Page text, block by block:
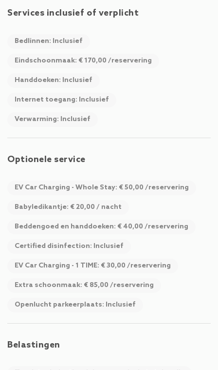
Services inclusief of verplicht
Bedlinnen: Inclusief
Eindschoonmaak: € 170,00 /reservering
Handdoeken: Inclusief
Internet toegang: Inclusief
Verwarming: Inclusief
Optionele service
EV Car Charging - Whole Stay: € 50,00 /reservering
Babyledikantje: € 20,00 / nacht
Beddengoed en handdoeken: € 40,00 /reservering
Certified disinfection: Inclusief
EV Car Charging - 1 TIME: € 30,00 /reservering
Extra schoonmaak: € 85,00 /reservering
Openlucht parkeerplaats: Inclusief
Belastingen